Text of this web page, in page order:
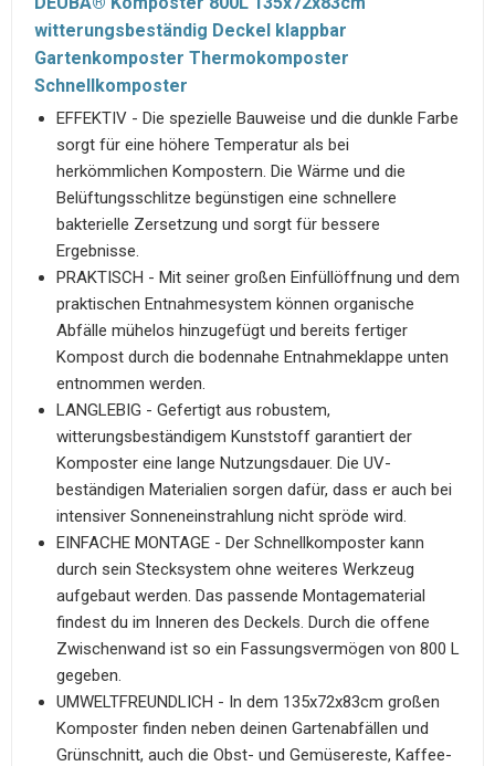
witterungsbeständig Deckel klappbar
Gartenkomposter Thermokomposter
Schnellkomposter
EFFEKTIV - Die spezielle Bauweise und die dunkle Farbe
sorgt für eine höhere Temperatur als bei
herkömmlichen Kompostern. Die Wärme und die
Belüftungsschlitze begünstigen eine schnellere
bakterielle Zersetzung und sorgt für bessere
Ergebnisse.
PRAKTISCH - Mit seiner großen Einfüllöffnung und dem
praktischen Entnahmesystem können organische
Abfälle mühelos hinzugefügt und bereits fertiger
Kompost durch die bodennahe Entnahmeklappe unten
entnommen werden.
LANGLEBIG - Gefertigt aus robustem,
witterungsbeständigem Kunststoff garantiert der
Komposter eine lange Nutzungsdauer. Die UV-
beständigen Materialien sorgen dafür, dass er auch bei
intensiver Sonneneinstrahlung nicht spröde wird.
EINFACHE MONTAGE - Der Schnellkomposter kann
durch sein Stecksystem ohne weiteres Werkzeug
aufgebaut werden. Das passende Montagematerial
findest du im Inneren des Deckels. Durch die offene
Zwischenwand ist so ein Fassungsvermögen von 800 L
gegeben.
UMWELTFREUNDLICH - In dem 135x72x83cm großen
Komposter finden neben deinen Gartenabfällen und
Grünschnitt, auch die Obst- und Gemüsereste, Kaffee-